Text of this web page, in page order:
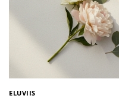
ELUVIIS